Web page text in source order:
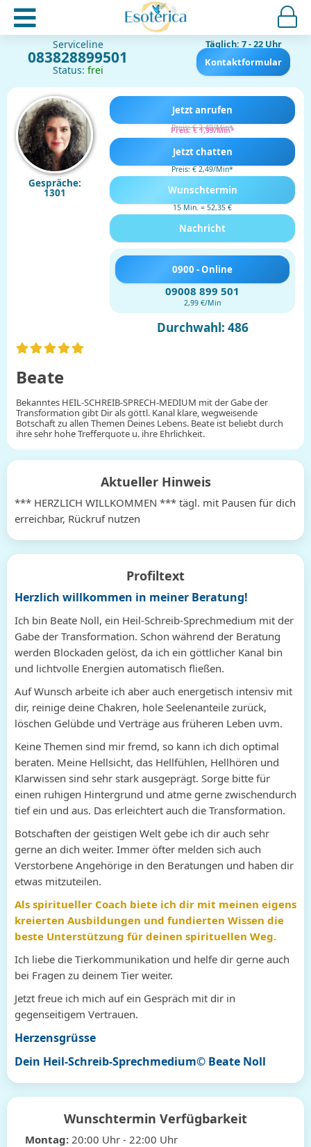
Serviceline
083828899501
Status: frei
Täglich: 7 - 22 Uhr
Kontaktformular
Gespräche:
1301
Beate
Bekanntes HEIL-SCHREIB-SPRECH-MEDIUM mit der Gabe der
Transformation gibt Dir als göttl. Kanal klare, wegweisende
Botschaft zu allen Themen Deines Lebens. Beate ist beliebt durch
ihre sehr hohe Trefferquote u. ihre Ehrlichkeit.
Jetzt anrufen
Preis: € 2,49/Min*
Preis: € 1,99/Min*
Jetzt chatten
Preis: € 2,49/Min*
Wunschtermin
15 Min. = 52,35 €
Nachricht
0900 - Online
09008 899 501
2,99 €/Min
Durchwahl: 486
Aktueller Hinweis
*** HERZLICH WILLKOMMEN *** tägl. mit Pausen für dich
erreichbar, Rückruf nutzen
Profiltext
Herzlich willkommen in meiner Beratung!
Ich bin Beate Noll, ein Heil-Schreib-Sprechmedium mit der
Gabe der Transformation. Schon während der Beratung
werden Blockaden gelöst, da ich ein göttlicher Kanal bin
und lichtvolle Energien automatisch fließen.
Auf Wunsch arbeite ich aber auch energetisch intensiv mit
dir, reinige deine Chakren, hole Seelenanteile zurück,
löschen Gelübde und Verträge aus früheren Leben uvm.
Keine Themen sind mir fremd, so kann ich dich optimal
beraten. Meine Hellsicht, das Hellfühlen, Hellhören und
Klarwissen sind sehr stark ausgeprägt. Sorge bitte für
einen ruhigen Hintergrund und atme gerne zwischendurch
tief ein und aus. Das erleichtert auch die Transformation.
Botschaften der geistigen Welt gebe ich dir auch sehr
gerne an dich weiter. Immer öfter melden sich auch
Verstorbene Angehörige in den Beratungen und haben dir
etwas mitzuteilen.
Als spiritueller Coach biete ich dir mit meinen eigens
kreierten Ausbildungen und fundierten Wissen die
beste Unterstützung für deinen spirituellen Weg.
Ich liebe die Tierkommunikation und helfe dir gerne auch
bei Fragen zu deinem Tier weiter.
Jetzt freue ich mich auf ein Gespräch mit dir in
gegenseitigem Vertrauen.
Herzensgrüsse
Dein Heil-Schreib-Sprechmedium© Beate Noll
Wunschtermin Verfügbarkeit
Montag: 20:00 Uhr - 22:00 Uhr